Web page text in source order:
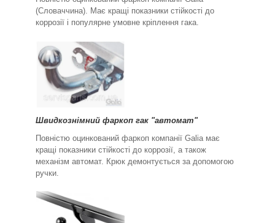
(Словаччина). Має кращі показники стійкості до
коррозії і популярне умовне кріплення гака.
Швидкознімний фаркоп гак "автомат"
Повністю оцинкований фаркоп компанії Galia має
кращі показники стійкості до коррозії, а також
механізм автомат. Крюк демонтується за допомогою
ручки.